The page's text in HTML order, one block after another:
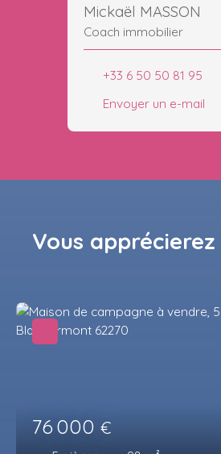
Mickaël MASSON
Coach immobilier
+33 6 50 50 81 95
Envoyer un e-mail
Vous apprécierez
76 000 €